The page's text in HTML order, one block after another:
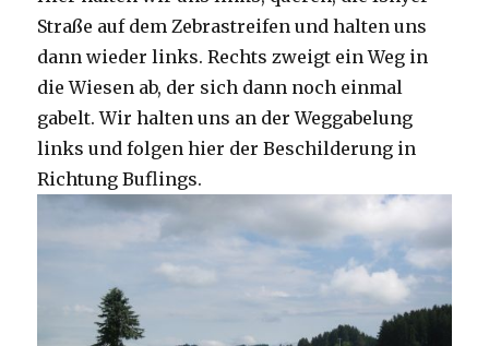
Straße auf dem Zebrastreifen und halten uns
dann wieder links. Rechts zweigt ein Weg in
die Wiesen ab, der sich dann noch einmal
gabelt. Wir halten uns an der Weggabelung
links und folgen hier der Beschilderung in
Richtung Buflings.